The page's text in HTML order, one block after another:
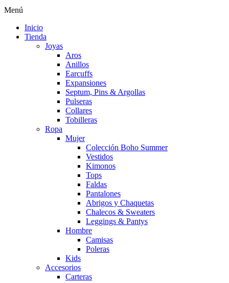
Menú
Inicio
Tienda
Joyas
Aros
Anillos
Earcuffs
Expansiones
Septum, Pins & Argollas
Pulseras
Collares
Tobilleras
Ropa
Mujer
Colección Boho Summer
Vestidos
Kimonos
Tops
Faldas
Pantalones
Abrigos y Chaquetas
Chalecos & Sweaters
Leggings & Pantys
Hombre
Camisas
Poleras
Kids
Accesorios
Carteras